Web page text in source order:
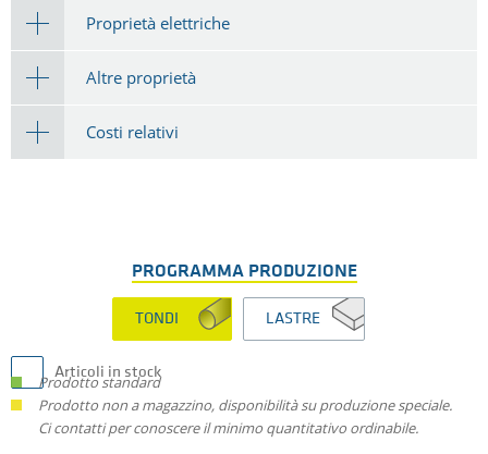
Proprietà elettriche
Altre proprietà
Costi relativi
PROGRAMMA PRODUZIONE
TONDI LASTRE
Articoli in stock
Prodotto standard
Prodotto non a magazzino, disponibilità su produzione speciale.
Ci contatti per conoscere il minimo quantitativo ordinabile.